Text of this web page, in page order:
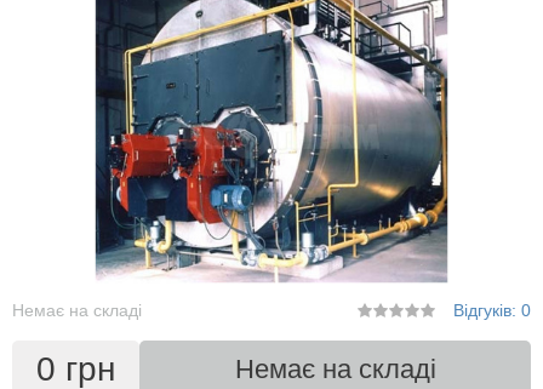
Немає на складі Відгуків: 0
0 грн Немає на складі